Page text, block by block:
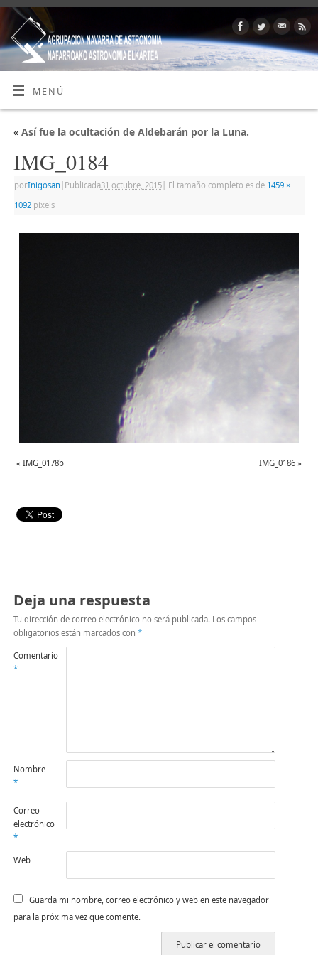
MENÚ
«Así fue la ocultación de Aldebarán por la Luna.
IMG_0184
porInigosan Publicada31 octubre, 2015| El tamaño completo es de 1459 ×
1092pixels
« IMG_0178b IMG_0186 »
Deja una respuesta
Tu dirección de correo electrónico no será publicada. Los campos
obligatorios están marcados con *
Comentario
*
Nombre
*
Correo
electrónico
*
Web
Guarda mi nombre, correo electrónico y web en este navegador
para la próxima vez que comente.